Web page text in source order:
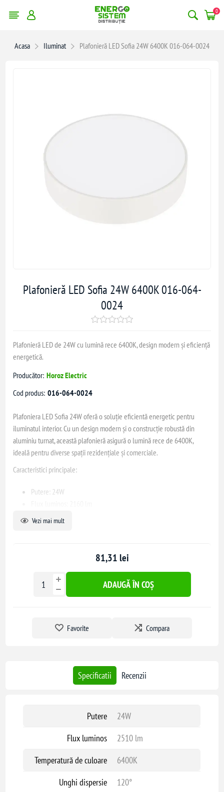
0
Acasa Iluminat Plafonieră LED Sofia 24W 6400K 016-064-0024
Plafonieră LED Sofia 24W 6400K 016-064-
0024
Plafonieră LED de 24W cu lumină rece 6400K, design modern și eficiență
energetică.
Producător: Horoz Electric
Cod produs: 016-064-0024
Plafoniera LED Sofia 24W oferă o soluție eficientă energetic pentru
iluminatul interior. Cu un design modern și o construcție robustă din
aluminiu turnat, această plafonieră asigură o lumină rece de 6400K,
ideală pentru diverse spații rezidențiale și comerciale.
Caracteristici principale:
Putere: 24W
Temperatură de culoare: 6400K
Dimensiuni: 170mm x 38mm
Material: Aluminiu turnat și difuzor alb mat
Grad de protecție: IP20
Instalarea este simplă, fără necesitatea unor modificări majore ale
livinguri, coridoare sau birouri.
Vezi mai mult
81,31 lei
ADAUGĂ ÎN COȘ
Favorite Compara
Specificatii Recenzii
Putere
24W
Flux luminos
2510 lm
Temperatură de culoare
6400K
Unghi dispersie
120°